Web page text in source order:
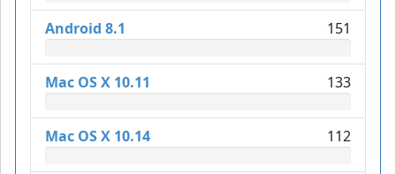
Android 8.1 151
Mac OS X 10.11 133
Mac OS X 10.14 112